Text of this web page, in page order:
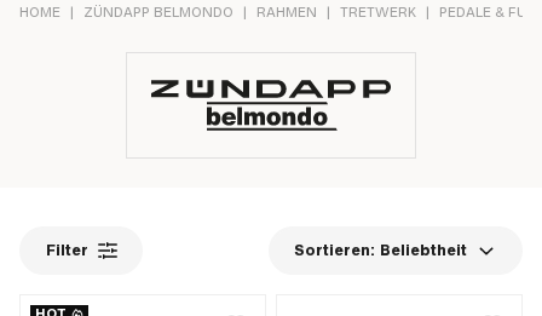
HOME | ZÜNDAPP BELMONDO | RAHMEN | TRETWERK | PEDALE &
Filter Sortieren: Beliebtheit